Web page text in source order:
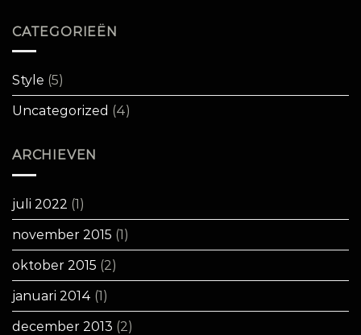
CATEGORIEËN
Style (5)
Uncategorized (4)
ARCHIEVEN
juli 2022 (1)
november 2015 (1)
oktober 2015 (2)
januari 2014 (1)
december 2013 (2)